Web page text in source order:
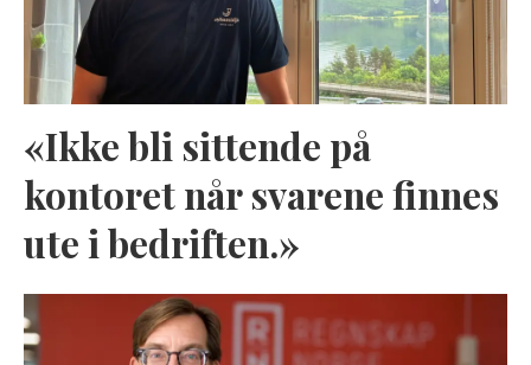
«Ikke bli sittende på
kontoret når svarene finnes
ute i bedriften.»